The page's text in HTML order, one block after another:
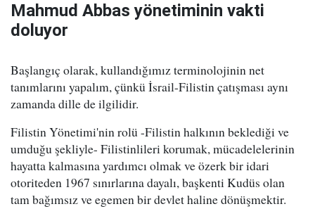
Mahmud Abbas yönetiminin vakti
doluyor
Başlangıç olarak, kullandığımız terminolojinin net
tanımlarını yapalım, çünkü İsrail-Filistin çatışması aynı
zamanda dille de ilgilidir.
Filistin Yönetimi'nin rolü -Filistin halkının beklediği ve
umduğu şekliyle- Filistinlileri korumak, mücadelelerinin
hayatta kalmasına yardımcı olmak ve özerk bir idari
otoriteden 1967 sınırlarına dayalı, başkenti Kudüs olan
tam bağımsız ve egemen bir devlet haline dönüşmektir.